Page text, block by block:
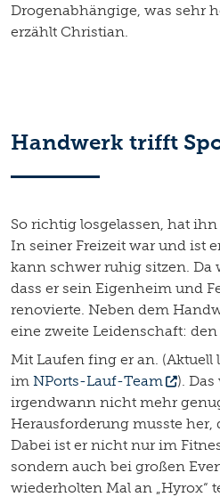
Drogenabhängige, was sehr
erzählt Christian.
Handwerk trifft
So richtig losgelassen, hat
In seiner Freizeit war und ist
kann schwer ruhig sitzen. Da
dass er sein Eigenheim und
renovierte. Neben dem
eine zweite Leidenschaft: den
Mit Laufen fing er an. (Aktuell
im NPorts-Lauf-Team
).
irgendwann nicht mehr
Herausforderung musste her,
Dabei ist er nicht nur im
sondern auch bei großen
wiederholten Mal an „Hyrox“